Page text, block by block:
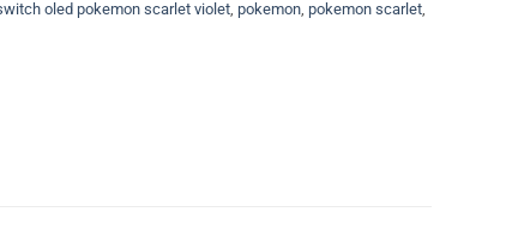
oled pokemon scarlet violet, pokemon, pokemon scarlet,